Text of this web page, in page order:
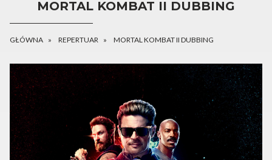
MORTAL KOMBAT II DUBBING
GŁÓWNA REPERTUAR MORTAL KOMBAT II DUBBING